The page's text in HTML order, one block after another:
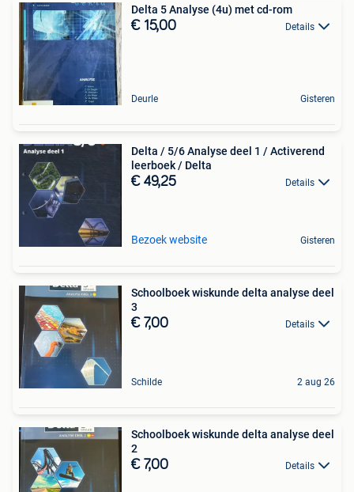
Delta 5 Analyse (4u) met cd-rom
€ 15,00 Details
Deurle Gisteren
Delta / 5/6 Analyse deel 1 / Activerend
leerboek / Delta
€ 49,25 Details
Bezoek website Gisteren
Schoolboek wiskunde delta analyse deel
3
€ 7,00 Details
Schilde 2 aug 26
Schoolboek wiskunde delta analyse deel
2
€ 7,00 Details